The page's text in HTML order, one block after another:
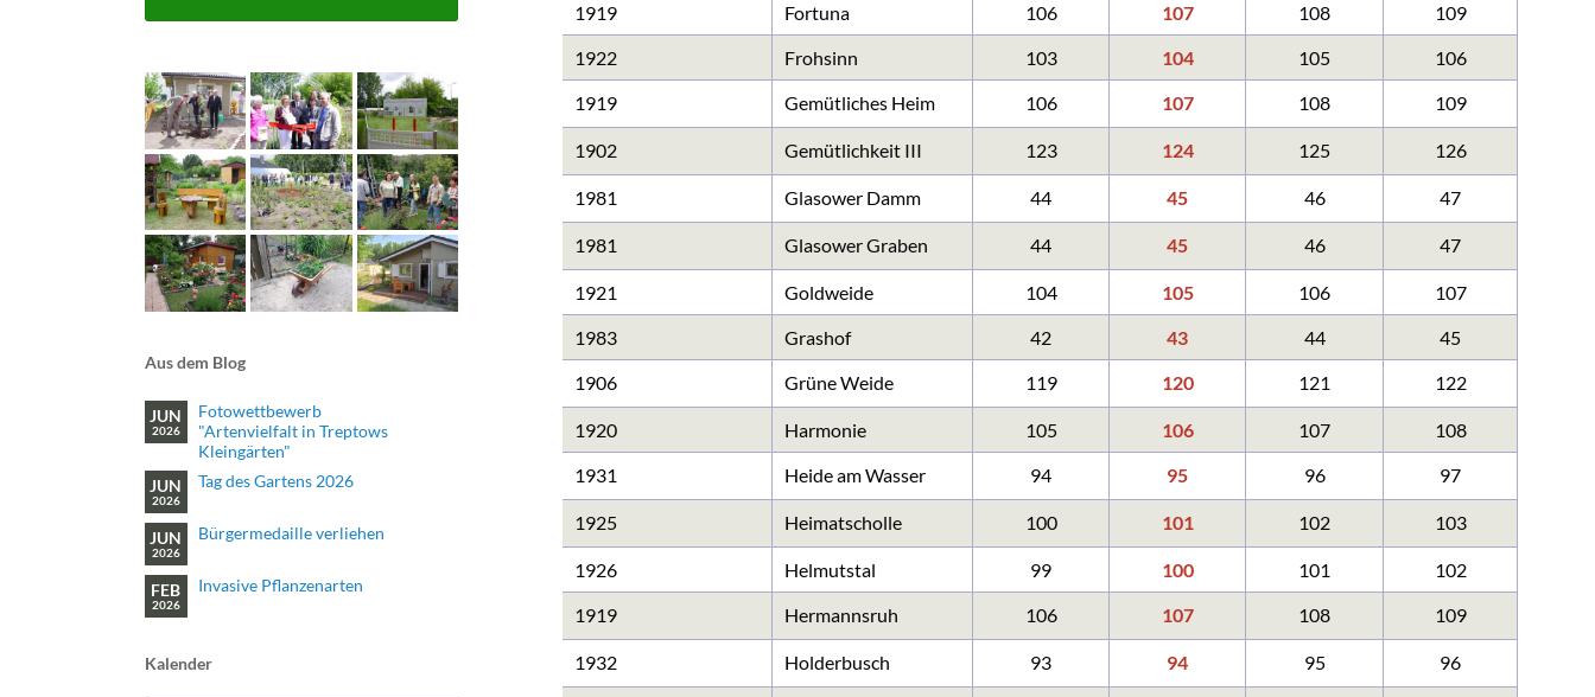
1919
Fortuna 106 107 108
109
1922
Frohsinn 103 104 105
106
1919
Gemütliches Heim 106 107 108 109
1902 Gemütlichkeit III 123 124 125 126
1981 Glasower Damm 44 45 46 47
1981 Glasower Graben 44 45 46 47
1921 Goldweide 104 105 106
107
1983
Grashof 42 43 44
45
1906
Grüne Weide 119 120 121 122
1920 Harmonie 105 106 107
108
1931
Heide am Wasser 94 95 96 97
1925 Heimatscholle 100 101 102 103
1926 Helmutstal 99 100 101
102
1919
Hermannsruh 106 107 108 109
1932 Holderbusch 93 94 95 96
Aus dem Blog
JUN
2026
Fotowettbewerb
"Artenvielfalt in Treptows
Kleingärten"
JUN
2026
Tag des Gartens 2026
JUN
2026
Bürgermedaille verliehen
FEB
2026
Invasive Pflanzenarten
Kalender